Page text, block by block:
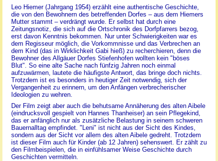
Leo Hiemer (Jahrgang 1954) erzählt eine authentische Geschichte,
die von den Bewohnern des betreffenden Dorfes – aus dem Hiemers
Mutter stammt – verdrängt wurde. Er selbst hat durch eine
Zeitungsnotiz, die sich auf die Ortschronik des Dorfpfarrers bezog,
erst davon Kenntnis bekommen. Nur unter Schwierigkeiten war es
dem Regisseur möglich, die Vorkommnisse und das Verbrechen an
dem Kind (das in Wirklichkeit Gabi hieß) zu recherchieren, denn die
Bewohner des Allgäuer Dorfes Stiefenhofen wollten kein "böses
Blut". So eine alte Sache nach fünfzig Jahren noch einmal
aufzuwärmen, lautete die häufigste Antwort, das bringe doch nichts.
Trotzdem ist es besonders in heutiger Zeit notwendig, sich der
Vergangenheit zu erinnern, um den Anfängen verbrecherischer
Ideologien zu wehren.
Der Film zeigt aber auch die behutsame Annäherung des alten Aibele
(eindrucksvoll gespielt von Hannes Thanheiser) an sein Pflegekind,
das er anfänglich nur als zusätzliche Belastung in seinem schweren
Bauernalltag empfindet. "Leni" ist nicht aus der Sicht des Kindes,
sondern aus der Sicht vor allem des alten Aibele gedreht. Trotzdem
ist dieser Film auch für Kinder (ab 12 Jahren) sehenswert. Er zählt zu
den Filmbeispielen, die in einfühlsamer Weise Geschichte durch
Geschichten vermitteln.